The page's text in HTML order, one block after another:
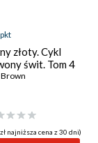
złoty. Cykl
świt. Tom 4
najniższa cena z 30 dni)